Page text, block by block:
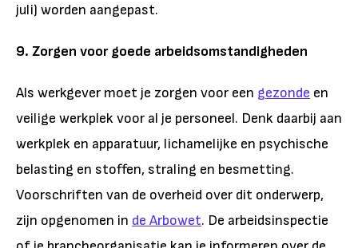
juli) worden aangepast.
9. Zorgen voor goede arbeidsomstandigheden
Als werkgever moet je zorgen voor een gezonde en
veilige werkplek voor al je personeel. Denk daarbij aan
werkplek en apparatuur, lichamelijke en psychische
belasting en stoffen, straling en besmetting.
Voorschriften van de overheid over dit onderwerp,
zijn opgenomen in de Arbowet. De arbeidsinspectie